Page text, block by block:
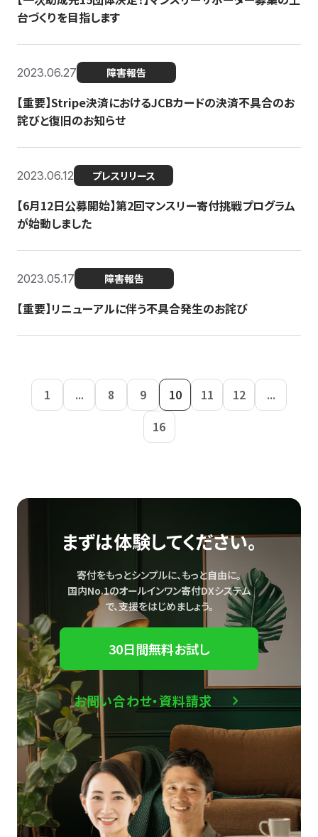
台づくりを目指します
2023.06.27 障害報告
【重要】Stripe決済におけるJCBカードの決済不具合のお
詫びと復旧のお知らせ
2023.06.12 プレスリリース
【6月12日公募開始】第2回マンスリー寄付挑戦プログラム
が始動しました
2023.05.17 障害報告
【重要】リニューアルに伴う不具合発生のお詫び
1 ... 8 9 10 11 12
...
16
まずは体験してください。
寄付をもっとシンプルに、もっと自由に。
国内No.1のオールインワン寄付DXシステム
で、支援をはじめましょう。
30日間無料お試し
お問い合わせ・資料請求